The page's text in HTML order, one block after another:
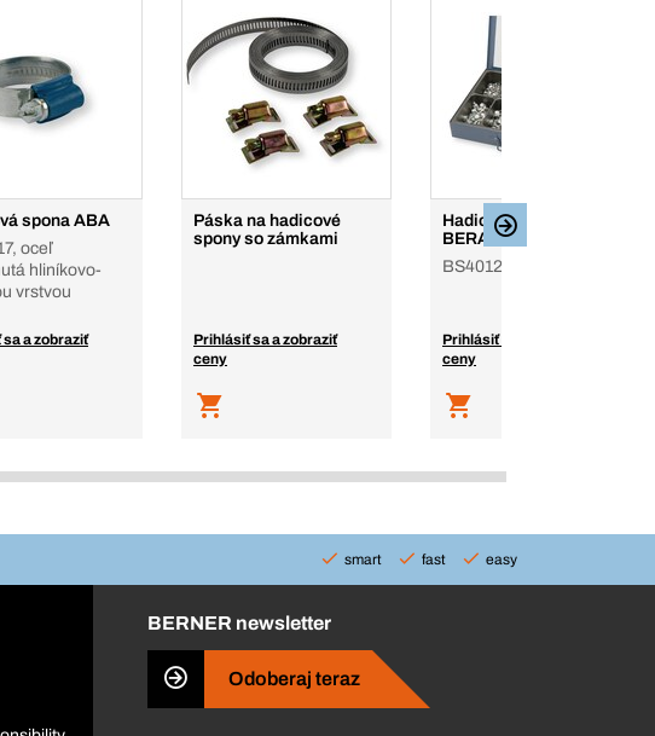
spona ABA
oceľ
hliníkovo-
vrstvou
a zobraziť
Páska na hadicové
spony so zámkami
Prihlásiť sa a zobraziť
ceny
Hadicové spony MIni S
BERA® Modul
BS4012, v kufríku
Prihlásiť sa a zobraziť
ceny
smart fast easy
BERNER newsletter
Odoberaj teraz